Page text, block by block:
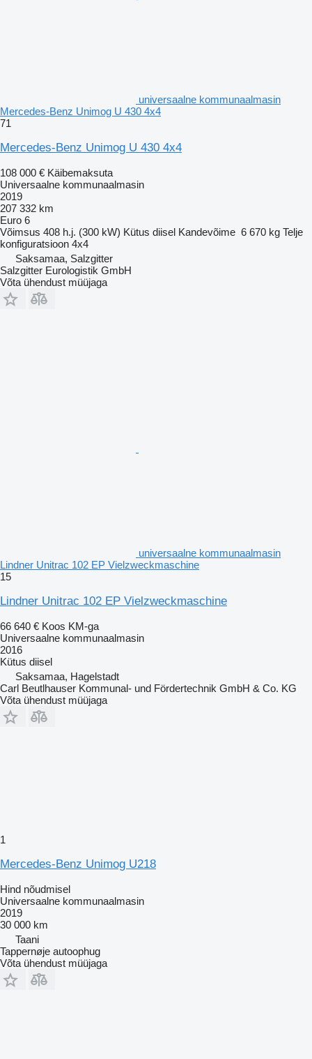
universaalne kommunaalmasin
Mercedes-Benz Unimog U 430 4x4
71
Mercedes-Benz Unimog U 430 4x4
108 000 € Käibemaksuta
Universaalne kommunaalmasin
2019
207 332 km
Euro 6
Võimsus 408 h.j. (300 kW) Kütus diisel Kandevõime 6 670 kg Telje
konfiguratsioon 4x4
Saksamaa, Salzgitter
Salzgitter Eurologistik GmbH
Võta ühendust müüjaga
universaalne kommunaalmasin
Lindner Unitrac 102 EP Vielzweckmaschine
15
Lindner Unitrac 102 EP Vielzweckmaschine
66 640 € Koos KM-ga
Universaalne kommunaalmasin
2016
Kütus diisel
Saksamaa, Hagelstadt
Carl Beutlhauser Kommunal- und Fördertechnik GmbH & Co. KG
Võta ühendust müüjaga
1
Mercedes-Benz Unimog U218
Hind nõudmisel
Universaalne kommunaalmasin
2019
30 000 km
Taani
Tappernøje autoophug
Võta ühendust müüjaga